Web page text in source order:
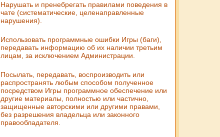
Нарушать и пренебрегать правилами поведения в
чате (систематические, целенаправленные
нарушения).
Использовать программные ошибки Игры (баги),
передавать информацию об их наличии третьим
лицам, за исключением Администрации.
Посылать, передавать, воспроизводить или
распространять любым способом полученное
посредством Игры программное обеспечение или
другие материалы, полностью или частично,
защищенные авторскими или другими правами,
без разрешения владельца или законного
правообладателя.